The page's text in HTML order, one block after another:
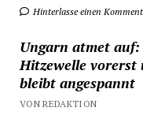
Hinterlasse einen
Ungarn atmet auf:
Hitzewelle vorerst
bleibt angespannt
VON REDAKTION